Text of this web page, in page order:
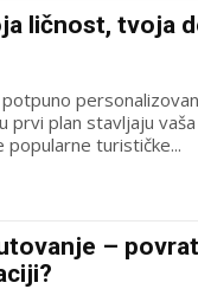
ličnost, tvoja
prvi plan stavljaju
popularne turističke...
–